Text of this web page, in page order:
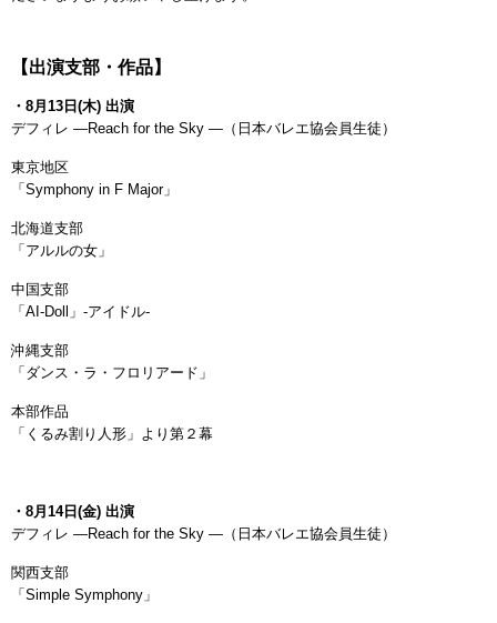
【出演支部・作品】
・8月13 日(木) 出演
デフィレ ―Reach for the Sky ―（日本バレエ協会員生徒）
東京地区
「Symphony in F Major」
北海道支部
「アルルの女」
中国支部
「AI-Doll」-アイドル-
沖縄支部
「ダンス・ラ・フロリアード」
本部作品
「くるみ割り人形」より第２幕
・8月14日(金) 出演
デフィレ ―Reach for the Sky ―（日本バレエ協会員生徒）
関西支部
「Simple Symphony」